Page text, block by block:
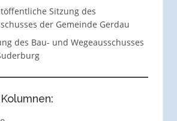
Sitzung des
der Gemeinde Gerdau
des Bau- und Wegeausschusses